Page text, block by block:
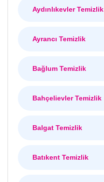
Aydınlıkevler Temizlik
Ayrancı Temizlik
Bağlum Temizlik
Bahçelievler Temizlik
Balgat Temizlik
Batıkent Temizlik